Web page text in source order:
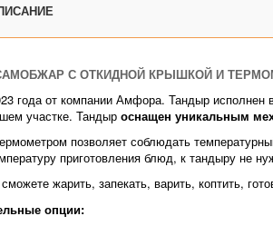
С ОТКИДНОЙ КРЫШКОЙ И
года от компании Амфора. Тандыр исполнен
участке. Тандыр оснащен уникальным
позволяет соблюдать
приготовления блюд, к тандыру не
жарить, запекать, варить, коптить,
опции: